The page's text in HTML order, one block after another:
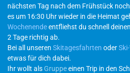
nächsten Tag nach dem Frühstück
es um 16:30 Uhr wieder in die Heimat
Wochenendeentfliehst du schnell
2 Tage richtig ab.
Bei all unseren Skitagesfahrten oder
etwas für dich dabei.
Ihr wollt alsGruppeeinen Trip in den